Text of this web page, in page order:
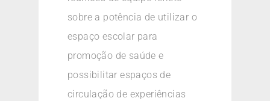
sobre a potência de utilizar o
espaço escolar para
promoção de saúde e
possibilitar espaços de
circulação de experiências